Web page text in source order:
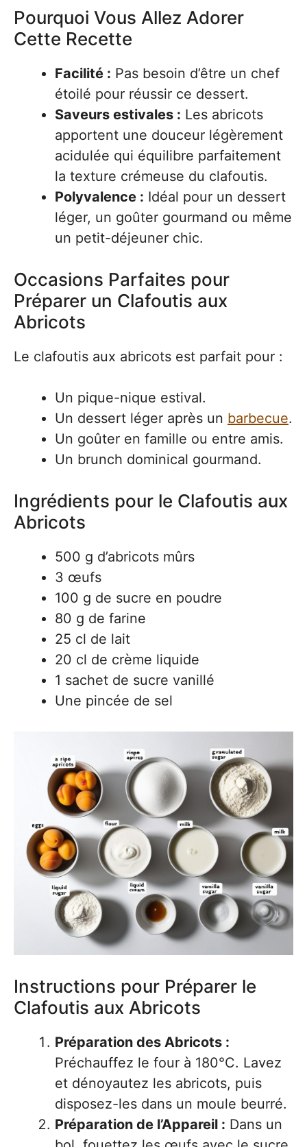
Pourquoi Vous Allez Adorer
Cette Recette
Facilité : Pas besoin d’être un chef
étoilé pour réussir ce dessert.
Saveurs estivales : Les abricots
apportent une douceur légèrement
acidulée qui équilibre parfaitement
la texture crémeuse du clafoutis.
Polyvalence : Idéal pour un dessert
léger, un goûter gourmand ou même
un petit-déjeuner chic.
Occasions Parfaites pour
Préparer un Clafoutis aux
Abricots
Le clafoutis aux abricots est parfait pour :
Un pique-nique estival.
Un dessert léger après un barbecue.
Un goûter en famille ou entre amis.
Un brunch dominical gourmand.
Ingrédients pour le Clafoutis aux
Abricots
500 g d’abricots mûrs
3 œufs
100 g de sucre en poudre
80 g de farine
25 cl de lait
20 cl de crème liquide
1 sachet de sucre vanillé
Une pincée de sel
Instructions pour Préparer le
Clafoutis aux Abricots
Préparation des Abricots :
Préchauffez le four à 180°C. Lavez
et dénoyautez les abricots, puis
disposez-les dans un moule beurré.
Préparation de l’Appareil : Dans un